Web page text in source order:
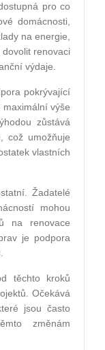
pro co
domácnosti,
na energie,
renovaci
výdaje.
pokrývající
výše
zůstává
což umožňuje
vlastních
Žadatelé
mohou
na renovace
je podpora
těchto kroků
Očekává
jsou často
změnám